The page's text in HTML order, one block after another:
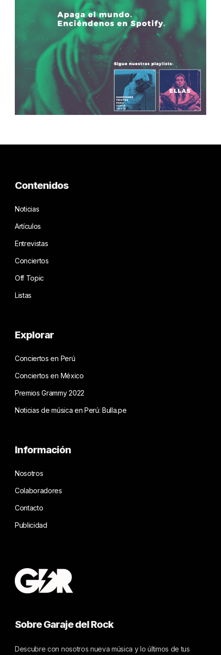
Contenidos
Noticias
Artículos
Entrevistas
Conciertos
Off Topic
Listas
Explorar
Conciertos en Perú
Conciertos en México
Premios Grammy 2022
Noticias de música en Perú: Bulla.pe
Información
Nosotros
Colaboradores
Contacto
Publicidad
Sobre Garaje del Rock
Descubre con nosotros nueva música y lo últimos de tus